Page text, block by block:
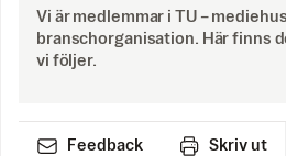
Vi är medlemmar i TU –
branschorganisation. Här finns
vi följer.
Feedback Skriv ut